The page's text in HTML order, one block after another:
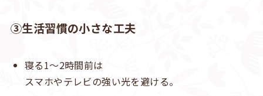
③生活習慣の小さな工夫
寝る1〜2時間前は
スマホやテレビの強い光を避ける。